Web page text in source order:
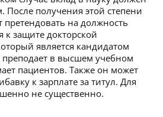
получения этой степени
претендовать на должность
к защите докторской
является кандидатом
в высшем учебном
пациентов. Также он может
к зарплате за титул. Для
не существенно.